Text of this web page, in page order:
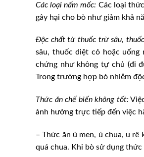
Các loại nấm mốc: Các loại
gây hại cho bò như giảm khả
Độc chất từ thuốc trừ sâu,
sâu, thuốc diệt cỏ hoặc
chứng như không tự chủ (đi
Trong trường hợp bò nhiễm
Thức ăn chế biến không tốt:
ảnh hưởng trực tiếp đến việc
– Thức ăn ủ men, ủ chua, u
quá chua. Khi bò sử dụng thức
bị áp thuế 400%:
thị trường Mỹ
Sợi sinh
ăn chăn